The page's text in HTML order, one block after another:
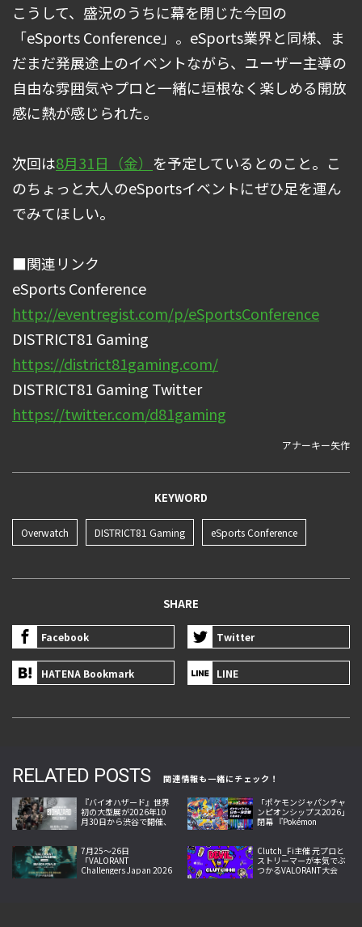
こうして、盛況のうちに幕を閉じた今回の
「eSports Conference」。eSports業界と同様、ま
だまだ発展途上のイベントながら、ユーザー主導の
自由な雰囲気やプロと一緒に垣根なく楽しめる開放
感に熱が感じられた。
次回は8月31日（金） を予定しているとのこと。こ
のちょっと大人のeSportsイベントにぜひ足を運ん
でみてほしい。
■関連リンク
eSports Conference
http://eventregist.com/p/eSportsConference
DISTRICT81 Gaming
https://district81gaming.com/
DISTRICT81 Gaming Twitter
https://twitter.com/d81gaming
アナーキー矢作
KEYWORD
Overwatch DISTRICT81 Gaming eSports Conference
SHARE
Facebook Twitter
HATENA Bookmark LINE
RELATED POSTS
関連情報も一緒にチェック！
『バイオハザード』世界
初の大型展が2026年10
月30日から渋谷で開催、
「ポケモンジャパンチャ
ンピオンシップス2026」
閉幕 『Pokémon
7月25〜26日
「VALORANT
Challengers Japan 2026
Clutch_Fi主催 元プロと
ストリーマーが本気でぶ
つかるVALORANT大会